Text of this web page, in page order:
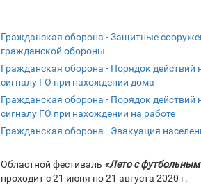
Гражданская оборона - Защитные
гражданской обороны
Гражданская оборона - Порядок действий
сигналу ГО при нахождении дома
Гражданская оборона - Порядок действий
сигналу ГО при нахождении на работе
Гражданская оборона - Эвакуация
Областной фестиваль «Лето с
проходит c 21 июня по 21 августа 2020 г.